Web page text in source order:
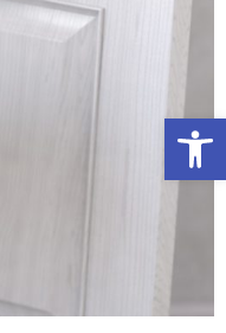
Ouvrir